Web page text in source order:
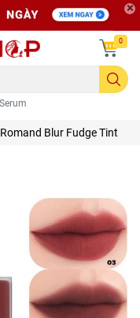
Serum
0
Blur Fudge Tint